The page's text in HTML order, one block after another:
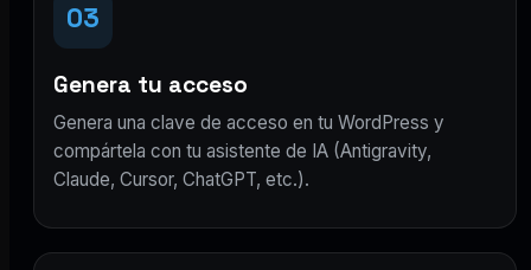
03
Genera tu acceso
Genera una clave de acceso en tu WordPress y
compártela con tu asistente de IA (Antigravity,
Claude, Cursor, ChatGPT, etc.).